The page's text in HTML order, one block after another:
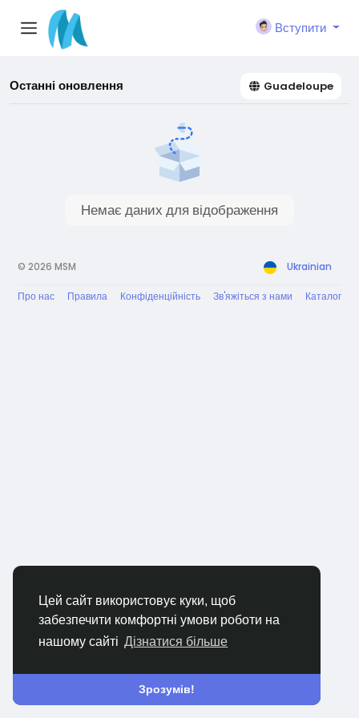
Цей сайт використовує куки, щоб
забезпечити комфортні умови роботи на
нашому сайті Дізнатися більше
Зрозумів!
Вступити
Останні оновлення Guadeloupe
Немає даних для відображення
© 2026 MSM Ukrainian
Про нас Правила Конфіденційність Зв'яжіться з нами Каталог